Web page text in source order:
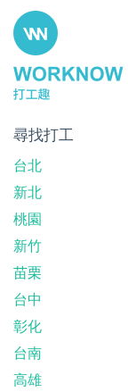
尋找打工
台北
新北
桃園
新竹
苗栗
台中
彰化
台南
高雄